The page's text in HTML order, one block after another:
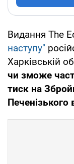
Видання The
наступу"
Харківській
чи зможе
тиск на